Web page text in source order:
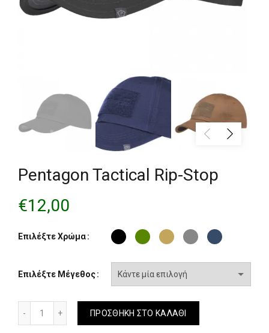
Pentagon Tactical Rip-Stop
€12,00
Επιλέξτε Χρώμα
Επιλέξτε Μέγεθος
Pentagon Tactical Rip-Stop ποσότητα
ΠΡΟΣΘΉΚΗ ΣΤΟ ΚΑΛΆΘΙ